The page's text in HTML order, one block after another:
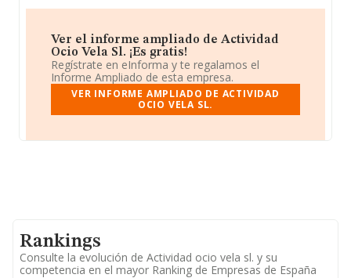
Ver el informe ampliado de Actividad
Ocio Vela Sl. ¡Es gratis!
Regístrate en eInforma y te regalamos el
Informe Ampliado de esta empresa.
VER INFORME AMPLIADO DE ACTIVIDAD
OCIO VELA SL.
Rankings
Consulte la evolución de Actividad ocio vela sl. y su
competencia en el mayor Ranking de Empresas de España